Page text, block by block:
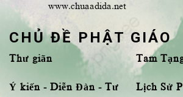
www.chuaadida.net
CHỦ ĐỀ PHẬT GIÁO
Thư giãn
Ý kiến - Diễn Đàn - Tư
Tam
Lịch Sử